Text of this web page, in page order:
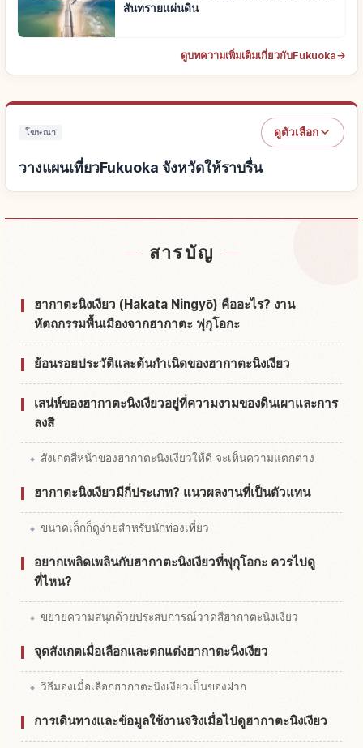
สันทรายแผ่นดิน
ดูบทความเพิ่มเติมเกี่ยวกับFukuoka→
โฆษณา ดูตัวเลือก
วางแผนเที่ยวFukuoka จังหวัดให้ราบรื่น
สารบัญ
ฮากาตะนิงเงียว (Hakata Ningyō) คืออะไร? งาน
หัตถกรรมพื้นเมืองจากฮากาตะ ฟุกุโอกะ
ย้อนรอยประวัติและต้นกำเนิดของฮากาตะนิงเงียว
เสน่ห์ของฮากาตะนิงเงียวอยู่ที่ความงามของดินเผาและการ
ลงสี
สังเกตสีหน้าของฮากาตะนิงเงียวให้ดี จะเห็นความแตกต่าง
ฮากาตะนิงเงียวมีกี่ประเภท? แนวผลงานที่เป็นตัวแทน
ขนาดเล็กก็ดูง่ายสำหรับนักท่องเที่ยว
อยากเพลิดเพลินกับฮากาตะนิงเงียวที่ฟุกุโอกะ ควรไปดู
ที่ไหน?
ขยายความสนุกด้วยประสบการณ์วาดสีฮากาตะนิงเงียว
จุดสังเกตเมื่อเลือกและตกแต่งฮากาตะนิงเงียว
วิธีมองเมื่อเลือกฮากาตะนิงเงียวเป็นของฝาก
การเดินทางและข้อมูลใช้งานจริงเมื่อไปดูฮากาตะนิงเงียว